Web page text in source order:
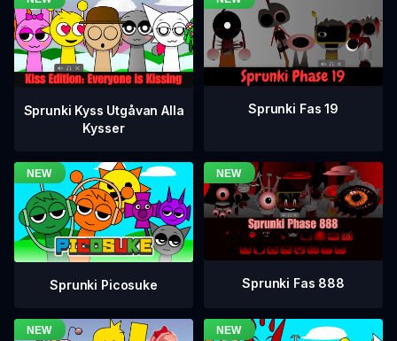
Sprunki Kyss Utgåvan Alla
Kysser
Sprunki Fas 19
Sprunki Picosuke Sprunki Fas 888